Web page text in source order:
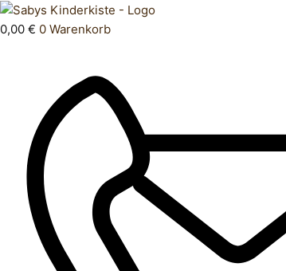
Zum
Inhalt
0,00 € 0 Warenkorb
Products
search
Kleid
80